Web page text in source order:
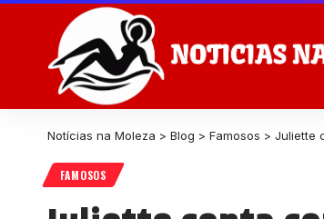
Notícias na Moleza > Blog > Famosos > Juliette
FAMOSOS